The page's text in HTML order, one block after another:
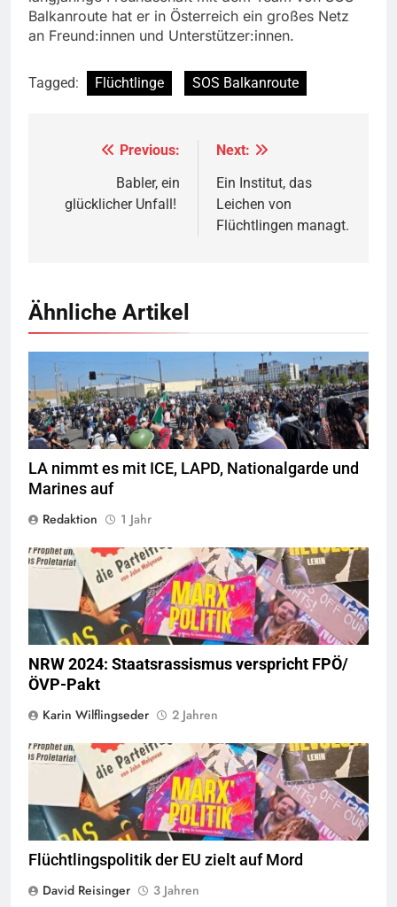
Balkanroute hat er in Österreich ein großes Netz
an Freund:innen und Unterstützer:innen.
Tagged: Flüchtlinge SOS Balkanroute
Beitragsnavigation
Previous:
Babler, ein
glücklicher Unfall!
Next:
Ein Institut, das
Leichen von
Flüchtlingen managt.
Ähnliche Artikel
LA nimmt es mit ICE, LAPD, Nationalgarde und
Marines auf
Redaktion
1 Jahr
© linkswende.org,CC-BY-SA-1.0
NRW 2024: Staatsrassismus verspricht FPÖ/
ÖVP-Pakt
Karin Wilflingseder
2 Jahren
© linkswende.org,CC-BY-SA-1.0
Flüchtlingspolitik der EU zielt auf Mord
David Reisinger
3 Jahren